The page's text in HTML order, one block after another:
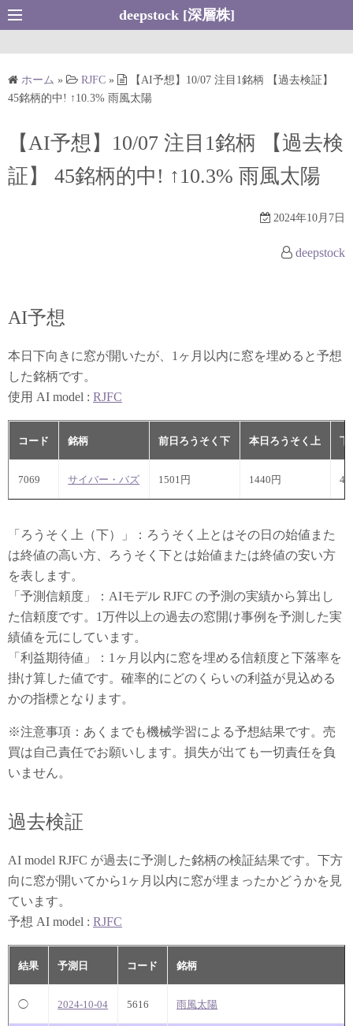
コ
ン
ツ
ッ
deepstock [深層株]
ホーム » RJFC »
【AI予想】10/07 注目1銘柄 【過去検証】
45銘柄的中! ↑10.3% 雨風太陽
【AI予想】10/07 注目1銘柄 【過去検
証】 45銘柄的中! ↑10.3% 雨風太陽
2024年10月7日
deepstock
AI予想
本日下向きに窓が開いたが、1ヶ月以内に窓を埋めると予想
した銘柄です。
使用 AI model : RJFC
コード 銘柄 前日ろうそく下 本日ろうそく上 下
7069 サイバー・バズ 1501円 1440円
「ろうそく上（下）」：ろうそく上とはその日の始値また
は終値の高い方、ろうそく下とは始値または終値の安い方
を表します。
「予測信頼度」：AIモデル RJFC の予測の実績から算出し
た信頼度です。1万件以上の過去の窓開け事例を予測した実
績値を元にしています。
「利益期待値」：1ヶ月以内に窓を埋める信頼度と下落率を
掛け算した値です。確率的にどのくらいの利益が見込める
かの指標となります。
※注意事項：あくまでも機械学習による予想結果です。売
買は自己責任でお願いします。損失が出ても一切責任を負
いません。
過去検証
AI model RJFC が過去に予測した銘柄の検証結果です。下方
向に窓が開いてから1ヶ月以内に窓が埋まったかどうかを見
ています。
予想 AI model : RJFC
結果 予測日 コード 銘柄
◯ 2024-10-04 5616 雨風太陽